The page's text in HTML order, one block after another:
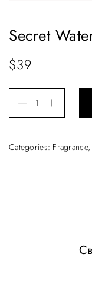
Secret
$39
Categories: Fragrance,